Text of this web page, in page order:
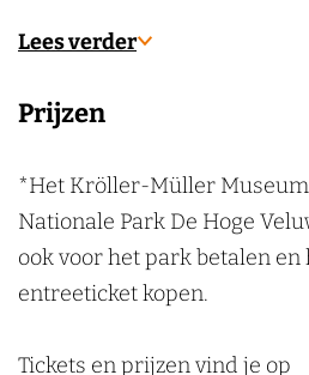
Lees verder
Prijzen
*Het Kröller-Müller
Nationale Park De Hoge
ook voor het park betalen
entreeticket kopen.
Tickets en prijzen vind je op